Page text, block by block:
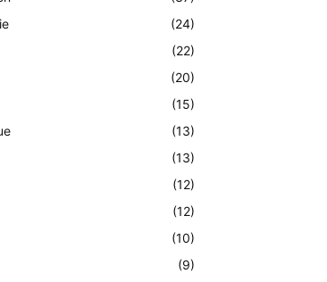
(24)
(22)
(20)
(15)
(13)
(13)
(12)
(12)
(10)
(9)